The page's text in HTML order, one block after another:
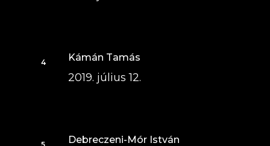
Kámán Tamás
2019. július 12.
Debreczeni-Mór István